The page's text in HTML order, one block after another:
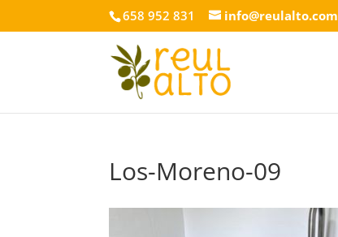
658 952 831 info@reulalto.com
Los-Moreno-09